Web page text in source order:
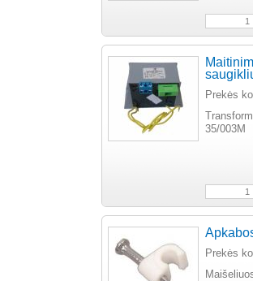
Prekės
35/003M
Prekės